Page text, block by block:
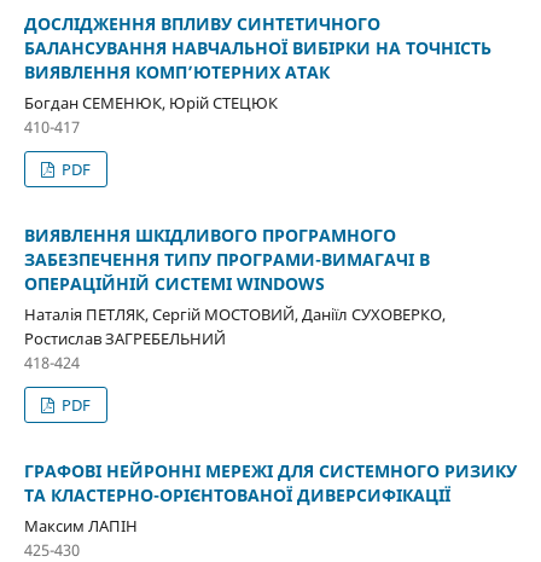
ДОСЛІДЖЕННЯ ВПЛИВУ СИНТЕТИЧНОГО
БАЛАНСУВАННЯ НАВЧАЛЬНОЇ ВИБІРКИ НА ТОЧНІСТЬ
ВИЯВЛЕННЯ КОМП’ЮТЕРНИХ АТАК
Богдан СЕМЕНЮК, Юрій СТЕЦЮК
410-417
PDF
ВИЯВЛЕННЯ ШКІДЛИВОГО ПРОГРАМНОГО
ЗАБЕЗПЕЧЕННЯ ТИПУ ПРОГРАМИ-ВИМАГАЧІ В
ОПЕРАЦІЙНІЙ СИСТЕМІ WINDOWS
Наталія ПЕТЛЯК, Сергій МОСТОВИЙ, Даніїл СУХОВЕРКО,
Ростислав ЗАГРЕБЕЛЬНИЙ
418-424
PDF
ГРАФОВІ НЕЙРОННІ МЕРЕЖІ ДЛЯ СИСТЕМНОГО РИЗИКУ
ТА КЛАСТЕРНО-ОРІЄНТОВАНОЇ ДИВЕРСИФІКАЦІЇ
Максим ЛАПІН
425-430